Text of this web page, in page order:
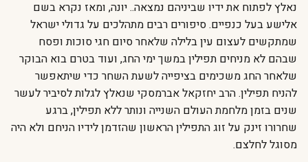
נאלץ לפתוח את ידיו שביניהם נמצאה.. יונה, ומאז נקרא בשם
אלישע בעל כנפיים. סיפורים רבים מתהלכים על גדולי ישראל
שמתקשים לעצום עין בלילה שלאחר סיום חגי סוכות ופסח
שבהם לא מניחים תפילין במשך ימי החג, ועוד בטרם בוא הבוקר
שלאחר החג משכימים בציפייה לשעת השחר כדי שיתאפשר
להניח תפילין. הרב יחזקאל אברמסקי שנאלץ לגלות לסיביר לעשר
שנים בזמן מלחמת העולם השנייה ונותר ללא תפילין, ברגע
שחרורו זינק על זוג התפילין הראשון שהזדמן לידיו הניחם ולא היה
מסוגל לחלצם.